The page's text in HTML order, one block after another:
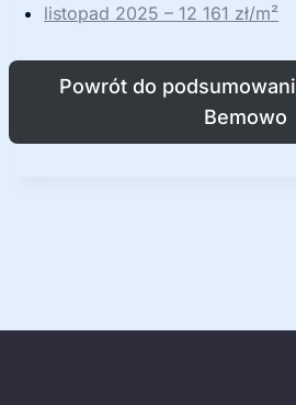
listopad 2025 – 12 161 zł/m²
Powrót do
Bemowo